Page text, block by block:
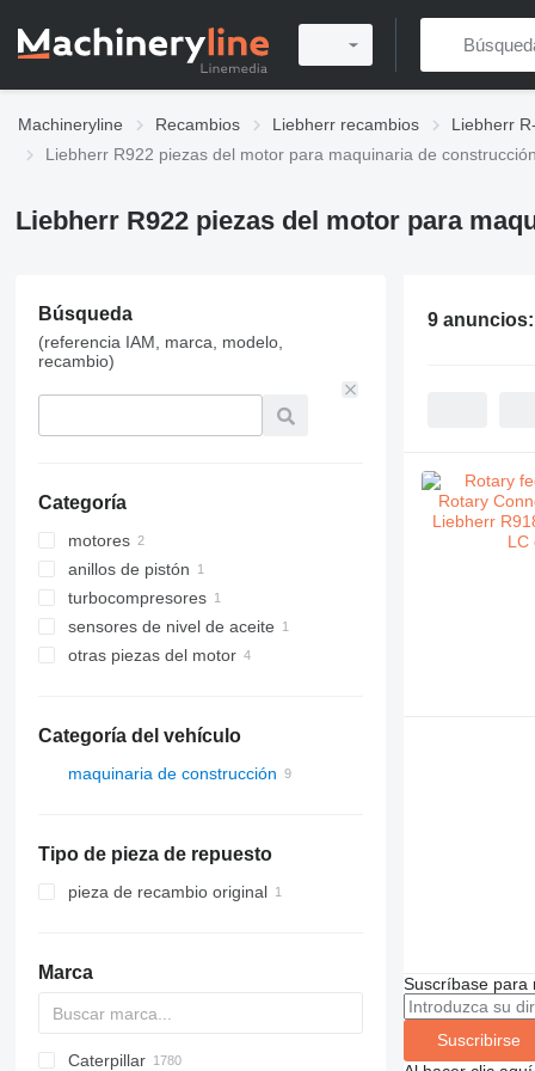
Machineryline Recambios Liebherr recambios Liebherr
Liebherr R922 piezas del motor para maquinaria de construcción
Liebherr R922 piezas del motor para
Búsqueda
(referencia IAM, marca, modelo,
recambio)
Categoría
motores
anillos de pistón
turbocompresores
sensores de nivel de aceite
otras piezas del motor
Categoría del vehículo
maquinaria de construcción
Tipo de pieza de repuesto
pieza de recambio original
Marca
Titan
AS
AX
ASC
GA
225LC
600 - series
BC
BB
320
Steiger
570
Caterpillar
9 anuncios:
Suscríbase para
Suscribirse